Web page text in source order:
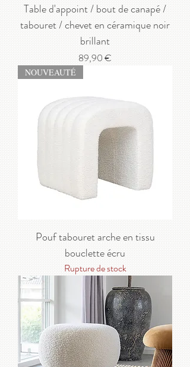
Table d'appoint / bout de canapé /
tabouret / chevet en céramique noir
brillant
Prix
89,90 €
NOUVEAUTÉ
Pouf tabouret arche en tissu
bouclette écru
Rupture de stock